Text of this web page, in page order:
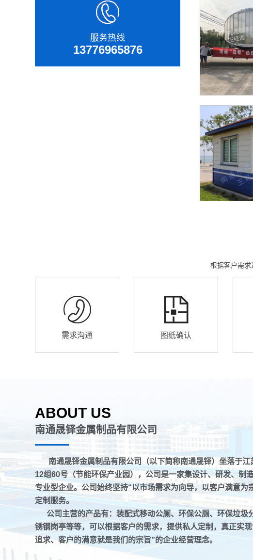
服务热线
13776965876
根据客户需
需求沟通 图纸确认
ABOUT US
南通晟铎金属制品有限公司
南通晟铎金属制品有限公司（以下简称南通晟铎）坐落于
12组60号（节能环保产业园），公司是一家集设计、研发、制
专业型企业。公司始终坚持“以市场需求为向导，以客户满意为
定制服务。
公司主营的产品有：装配式移动公厕、环保公厕、环保垃圾
锈钢岗亭等等，可以根据客户的需求，提供私人定制，真正实
追求、客户的满意就是我们的宗旨”的企业经营理念。